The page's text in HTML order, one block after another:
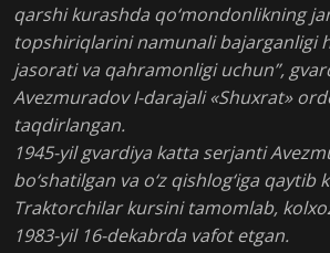
qarshi kurashda qo‘mondonlikning
topshiriqlarini namunali bajarganligi
jasorati va qahramonligi uchun”,
Avezmuradov I-darajali «Shuxrat»
taqdirlangan.
1945-yil gvardiya katta serjanti
bo‘shatilgan va o‘z qishlog‘iga qaytib
Traktorchilar kursini tamomlab,
1983-yil 16-dekabrda vafot etgan.